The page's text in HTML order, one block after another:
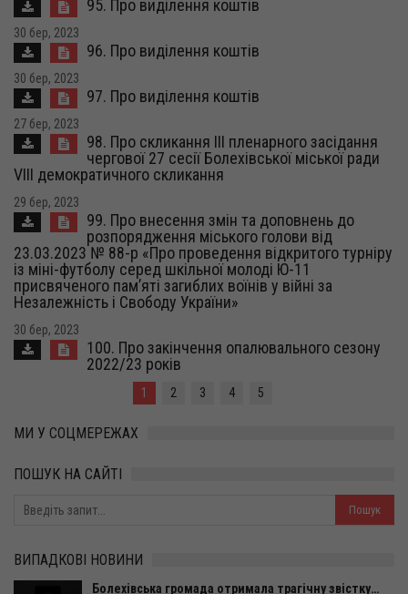
95. Про виділення коштів
30 бер, 2023
96. Про виділення коштів
30 бер, 2023
97. Про виділення коштів
27 бер, 2023
98. Про скликання ІІІ пленарного засідання
чергової 27 сесії Болехівської міської ради
VІІI демократичного скликання
29 бер, 2023
99. Про внесення змін та доповнень до
розпорядження міського голови від
23.03.2023 № 88-р «Про проведення відкритого турніру
із міні-футболу серед шкільної молоді Ю-11
присвяченого пам’яті загиблих воїнів у війні за
Незалежність і Свободу України»
30 бер, 2023
100. Про закінчення опалювального сезону
2022/23 років
1 2 3 4 5
МИ У СОЦМЕРЕЖАХ
ПОШУК НА САЙТІ
ВИПАДКОВІ НОВИНИ
Болехівська громада отримала трагічну звістку…